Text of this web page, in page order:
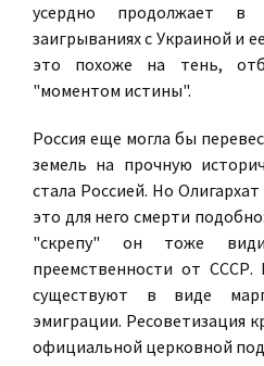
усердно продолжает
заигрываниях с Украиной и
это похоже на тень,
"моментом истины".
Россия еще могла бы
земель на прочную
стала Россией. Но
это для него смерти
"скрепу" он тоже
преемственности от СССР.
существуют в виде
эмиграции. Ресоветизация
официальной церковной